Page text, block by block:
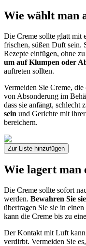
Wie wählt man
Die Creme sollte glatt mit
frischen, süßen Duft sein.
Rezepte einfügen, ohne
um auf Klumpen oder
auftreten sollten.
Vermeiden Sie Creme,
von Absonderung im
dass sie anfängt, schlecht
sein und Gerichte mit
bereichern.
Zur Liste hinzufügen
Wie lagert man
Die Creme sollte sofort
werden. Bewahren Sie
übertragen Sie sie in
kann die Creme bis zu
Der Kontakt mit Luft kann
verdirbt. Vermeiden Sie